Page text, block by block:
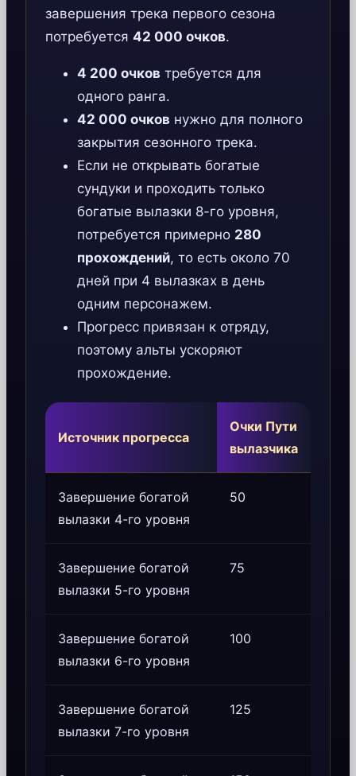
завершения трека первого сезона
потребуется 42 000 очков.
4 200 очков требуется для
одного ранга.
42 000 очков нужно для полного
закрытия сезонного трека.
Если не открывать богатые
сундуки и проходить только
богатые вылазки 8-го уровня,
потребуется примерно 280
прохождений, то есть около 70
дней при 4 вылазках в день
одним персонажем.
Прогресс привязан к отряду,
поэтому альты ускоряют
прохождение.
Источник прогресса
Очки Пути
вылазчика
Завершение богатой
вылазки 4-го уровня
50
Завершение богатой
вылазки 5-го уровня
75
Завершение богатой
вылазки 6-го уровня
100
Завершение богатой
вылазки 7-го уровня
125